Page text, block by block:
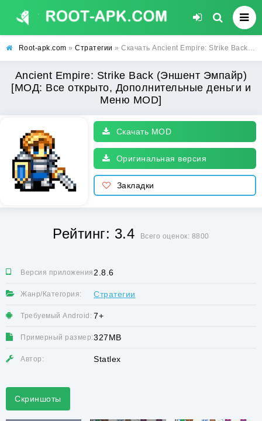
Root-apk.com » Стратегии » Скачать Ancient Empire: Strike Back (Эншент Эмпайр) [МОД: Все открыто, Дополнительные деньги и Меню MOD] | Взлом Ancient Empire: Strike Back на Андроид
Ancient Empire: Strike Back (Эншент Эмпайр)
[МОД: Все открыто, Дополнительные деньги и
Меню MOD]
Скачать MOD
Оригинальная версия
Закладки
Рейтинг: 3.4 Всего оценок: 8800
Версия приложения:2.8.6
Жанр/Категория: Стратегии
Требуемый Android: 7+
Примерный размер:327MB
Автор: Statlex
Скриншоты